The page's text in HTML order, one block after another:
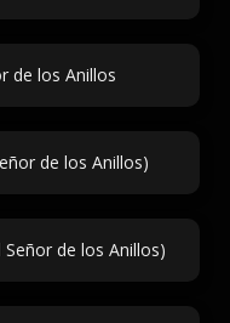
de los Anillos
de los Anillos)
de los Anillos)